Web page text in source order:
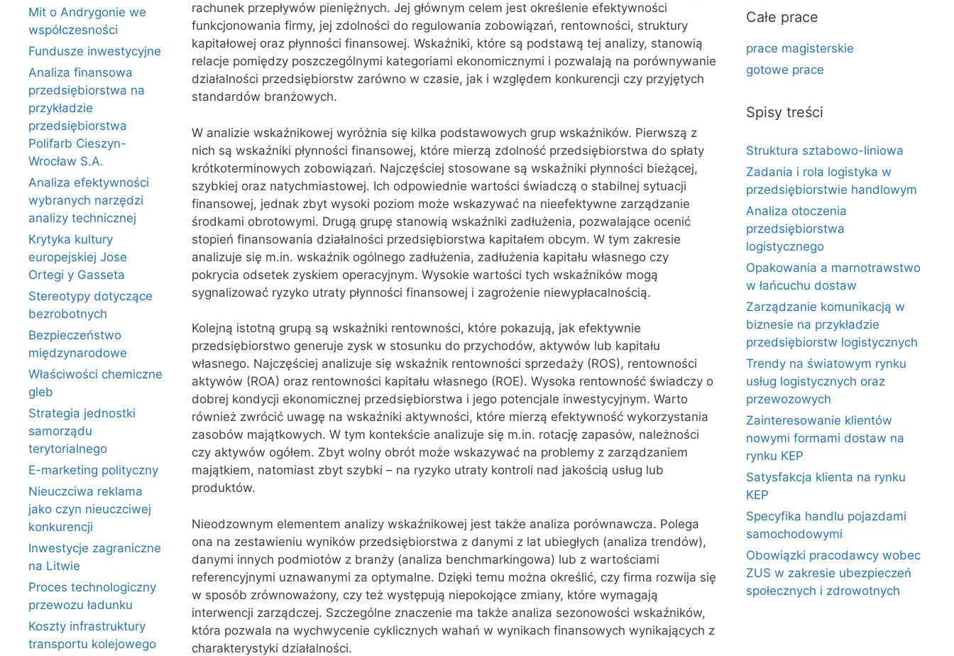
rachunek przepływów pieniężnych. Jej głównym celem jest określenie efektywności
funkcjonowania firmy, jej zdolności do regulowania zobowiązań, rentowności, struktury
kapitałowej oraz płynności finansowej. Wskaźniki, które są podstawą tej analizy, stanowią
relacje pomiędzy poszczególnymi kategoriami ekonomicznymi i pozwalają na porównywanie
działalności przedsiębiorstw zarówno w czasie, jak i względem konkurencji czy przyjętych
standardów branżowych.
W analizie wskaźnikowej wyróżnia się kilka podstawowych grup wskaźników. Pierwszą z
nich są wskaźniki płynności finansowej, które mierzą zdolność przedsiębiorstwa do spłaty
krótkoterminowych zobowiązań. Najczęściej stosowane są wskaźniki płynności bieżącej,
szybkiej oraz natychmiastowej. Ich odpowiednie wartości świadczą o stabilnej sytuacji
finansowej, jednak zbyt wysoki poziom może wskazywać na nieefektywne zarządzanie
środkami obrotowymi. Drugą grupę stanowią wskaźniki zadłużenia, pozwalające ocenić
stopień finansowania działalności przedsiębiorstwa kapitałem obcym. W tym zakresie
analizuje się m.in. wskaźnik ogólnego zadłużenia, zadłużenia kapitału własnego czy
pokrycia odsetek zyskiem operacyjnym. Wysokie wartości tych wskaźników mogą
sygnalizować ryzyko utraty płynności finansowej i zagrożenie niewypłacalnością.
Kolejną istotną grupą są wskaźniki rentowności, które pokazują, jak efektywnie
przedsiębiorstwo generuje zysk w stosunku do przychodów, aktywów lub kapitału
własnego. Najczęściej analizuje się wskaźnik rentowności sprzedaży (ROS), rentowności
aktywów (ROA) oraz rentowności kapitału własnego (ROE). Wysoka rentowność świadczy o
dobrej kondycji ekonomicznej przedsiębiorstwa i jego potencjale inwestycyjnym. Warto
również zwrócić uwagę na wskaźniki aktywności, które mierzą efektywność wykorzystania
zasobów majątkowych. W tym kontekście analizuje się m.in. rotację zapasów, należności
czy aktywów ogółem. Zbyt wolny obrót może wskazywać na problemy z zarządzaniem
majątkiem, natomiast zbyt szybki – na ryzyko utraty kontroli nad jakością usług lub
produktów.
Nieodzownym elementem analizy wskaźnikowej jest także analiza porównawcza. Polega
ona na zestawieniu wyników przedsiębiorstwa z danymi z lat ubiegłych (analiza trendów),
danymi innych podmiotów z branży (analiza benchmarkingowa) lub z wartościami
referencyjnymi uznawanymi za optymalne. Dzięki temu można określić, czy firma rozwija się
w sposób zrównoważony, czy też występują niepokojące zmiany, które wymagają
interwencji zarządczej. Szczególne znaczenie ma także analiza sezonowości wskaźników,
która pozwala na wychwycenie cyklicznych wahań w wynikach finansowych wynikających z
charakterystyki działalności.
Mit o Andrygonie we
współczesności
Fundusze inwestycyjne
Analiza finansowa
przedsiębiorstwa na
przykładzie
przedsiębiorstwa
Polifarb Cieszyn-
Wrocław S.A.
Analiza efektywności
wybranych narzędzi
analizy technicznej
Krytyka kultury
europejskiej Jose
Ortegi y Gasseta
Stereotypy dotyczące
bezrobotnych
Bezpieczeństwo
międzynarodowe
Właściwości chemiczne
gleb
Strategia jednostki
samorządu
terytorialnego
E-marketing polityczny
Nieuczciwa reklama
jako czyn nieuczciwej
konkurencji
Inwestycje zagraniczne
na Litwie
Proces technologiczny
przewozu ładunku
Koszty infrastruktury
transportu kolejowego
Całe prace
prace magisterskie
gotowe prace
Spisy treści
Struktura sztabowo-liniowa
Zadania i rola logistyka w
przedsiębiorstwie handlowym
Analiza otoczenia
przedsiębiorstwa
logistycznego
Opakowania a marnotrawstwo
w łańcuchu dostaw
Zarządzanie komunikacją w
biznesie na przykładzie
przedsiębiorstw logistycznych
Trendy na światowym rynku
usług logistycznych oraz
przewozowych
Zainteresowanie klientów
nowymi formami dostaw na
rynku KEP
Satysfakcja klienta na rynku
KEP
Specyfika handlu pojazdami
samochodowymi
Obowiązki pracodawcy wobec
ZUS w zakresie ubezpieczeń
społecznych i zdrowotnych